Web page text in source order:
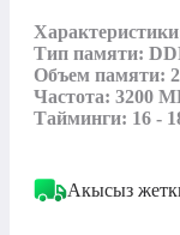
Тип памяти:
Объем памяти:
Частота: 3200
Тайминги: 16 -
Акысыз